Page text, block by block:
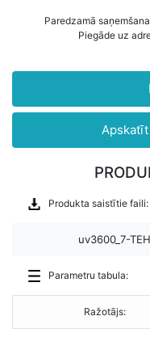
Paredzamā
Piegāde uz
Produkta saistītie faili:
uv3600_7-
Parametru tabula:
Ražotājs: